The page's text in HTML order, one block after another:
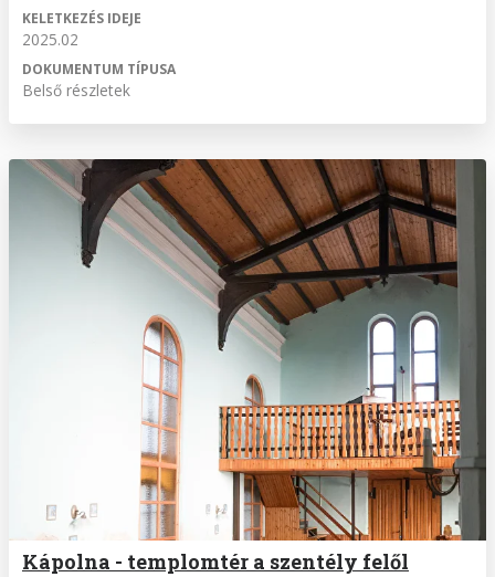
KELETKEZÉS IDEJE
2025.02
DOKUMENTUM TÍPUSA
Belső részletek
Kápolna - templomtér a szentély felől